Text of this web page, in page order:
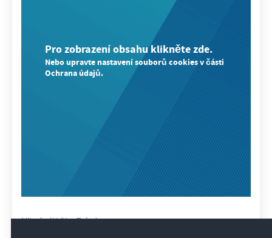
Pro zobrazení obsahu klikněte zde.
Nebo upravte nastavení souborů cookies v části
Ochrana údajů.
Mitschnitt (YouTube)